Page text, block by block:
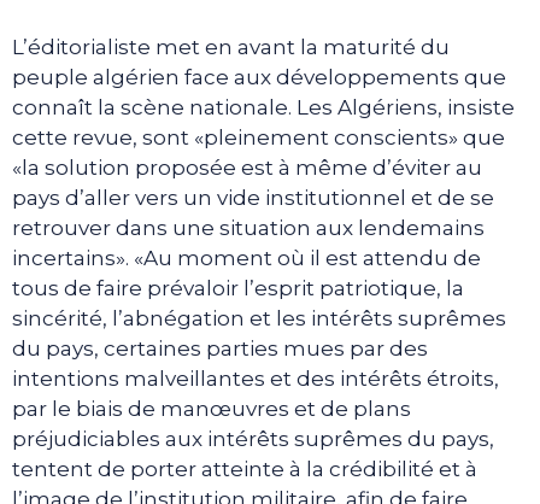
L’éditorialiste met en avant la maturité du
peuple algérien face aux développements que
connaît la scène nationale. Les Algériens, insiste
cette revue, sont «pleinement conscients» que
«la solution proposée est à même d’éviter au
pays d’aller vers un vide institutionnel et de se
retrouver dans une situation aux lendemains
incertains». «Au moment où il est attendu de
tous de faire prévaloir l’esprit patriotique, la
sincérité, l’abnégation et les intérêts suprêmes
du pays, certaines parties mues par des
intentions malveillantes et des intérêts étroits,
par le biais de manœuvres et de plans
préjudiciables aux intérêts suprêmes du pays,
tentent de porter atteinte à la crédibilité et à
l’image de l’institution militaire, afin de faire